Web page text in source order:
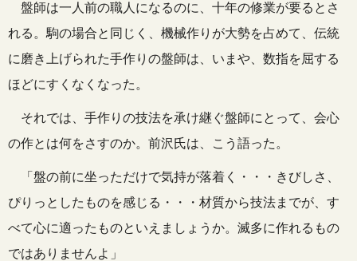
盤師は一人前の職人になるのに、十年の修業が要るとさ
れる。駒の場合と同じく、機械作りが大勢を占めて、伝統
に磨き上げられた手作りの盤師は、いまや、数指を屈する
ほどにすくなくなった。
それでは、手作りの技法を承け継ぐ盤師にとって、会心
の作とは何をさすのか。前沢氏は、こう語った。
「盤の前に坐っただけで気持が落着く・・・きびしさ、
ぴりっとしたものを感じる・・・材質から技法までが、す
べて心に適ったものといえましょうか。滅多に作れるもの
ではありませんよ」